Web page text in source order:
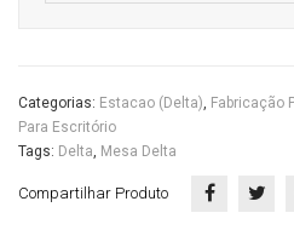
Categorias: Estacao (Delta), Fabricação
Para Escritório
Tags: Delta, Mesa Delta
Compartilhar Produto